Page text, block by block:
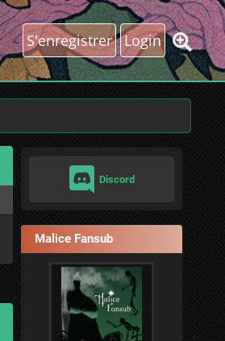
S'enregistrer Login
Discord
Malice Fansub